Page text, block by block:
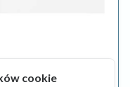
cookie